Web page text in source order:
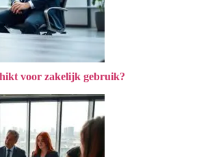
voor zakelijk gebruik?